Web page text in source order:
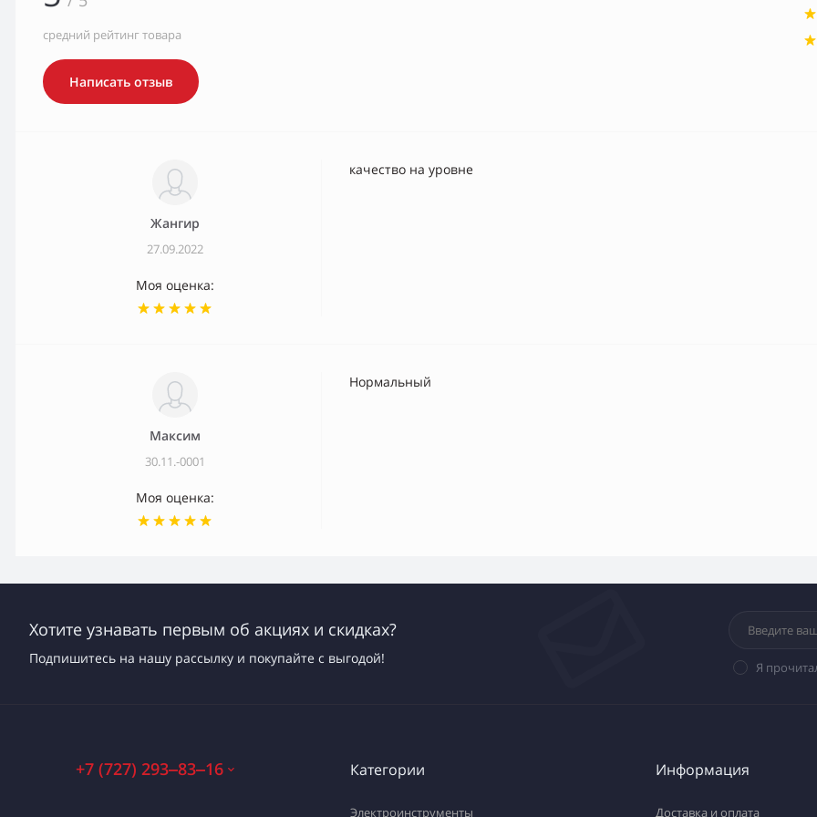
средний рейтинг товара
Написать отзыв
Жангир
27.09.2022
Моя оценка:
качество на уровне
Максим
30.11.-0001
Моя оценка:
Нормальный
Хотите узнавать первым об акциях и скидках?
Подпишитесь на нашу рассылку и покупайте с выгодой!
Я
+7 (727) 293‒83‒16 Категории
Электроинструменты
Информация
Доставка и оплата